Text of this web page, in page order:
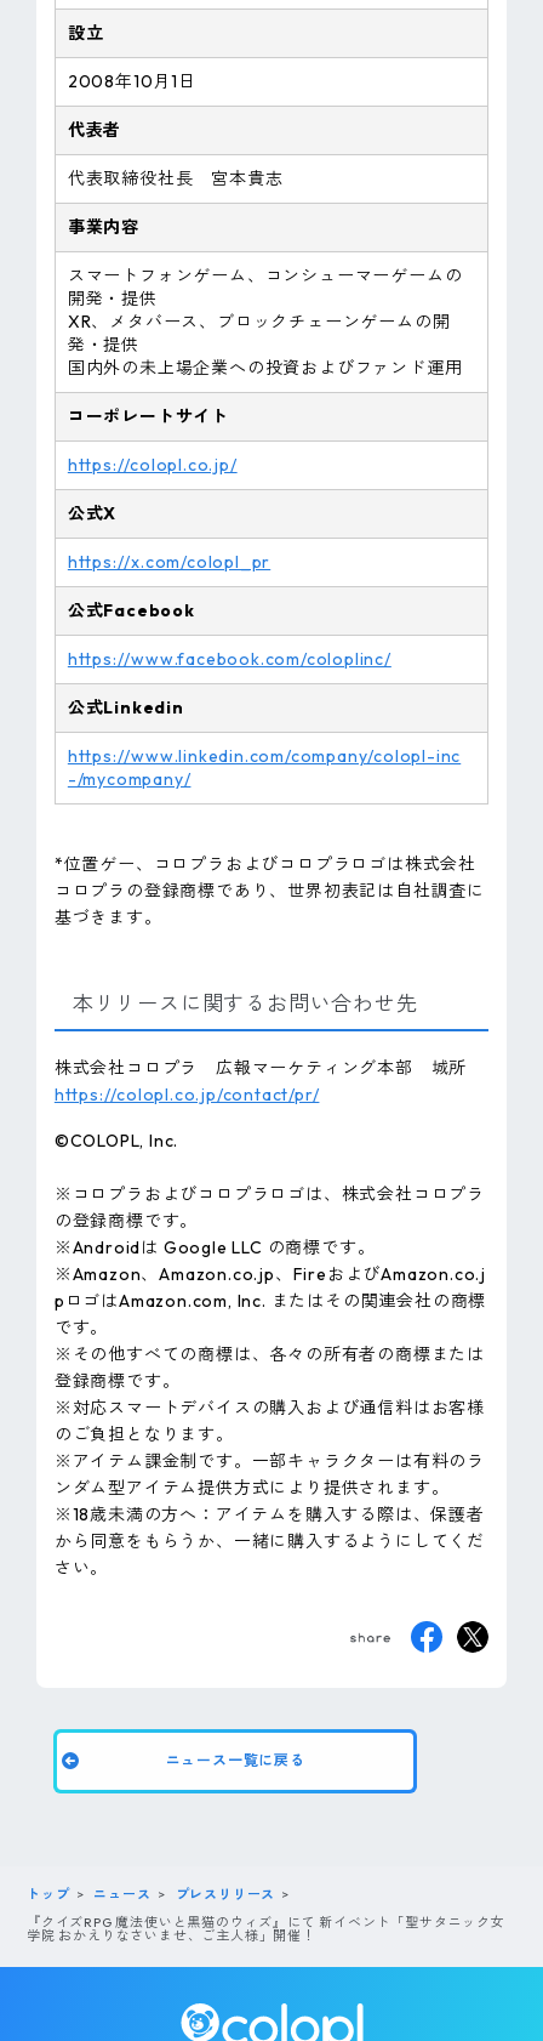
設立
2008年10月1日
代表者
代表取締役社長 宮本貴志
事業内容
スマートフォンゲーム、コンシューマーゲームの
開発・提供
XR、メタバース、ブロックチェーンゲームの開
発・提供
国内外の未上場企業への投資およびファンド運用
コーポレートサイト
https://colopl.co.jp/
公式X
https://x.com/colopl_pr
公式Facebook
https://www.facebook.com/coloplinc/
公式Linkedin
https://www.linkedin.com/company/colopl-inc
-/mycompany/
*位置ゲー、コロプラおよびコロプラロゴは株式会社
コロプラの登録商標であり、世界初表記は自社調査に
基づきます。
本リリースに関するお問い合わせ先
株式会社コロプラ 広報マーケティング本部 城所
https://colopl.co.jp/contact/pr/
©COLOPL, lnc.
※コロプラおよびコロプラロゴは、株式会社コロプラ
の登録商標です。
※Androidは Google LLC の商標です。
※Amazon、Amazon.co.jp、FireおよびAmazon.co.j
pロゴはAmazon.com, Inc. またはその関連会社の商標
です。
※その他すべての商標は、各々の所有者の商標または
登録商標です。
※対応スマートデバイスの購入および通信料はお客様
のご負担となります。
※アイテム課金制です。一部キャラクターは有料のラ
ンダム型アイテム提供方式により提供されます。
※18歳未満の方へ：アイテムを購入する際は、保護者
から同意をもらうか、一緒に購入するようにしてくだ
さい。
ニュース一覧に戻る
トップ ニュース
プレスリリース
『クイズRPG 魔法使いと黒猫のウィズ』にて 新イベント「聖サタニック女
学院 おかえりなさいませ、ご主人様」開催！